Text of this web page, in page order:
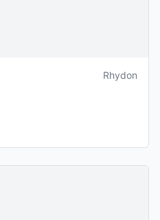
Rhydon